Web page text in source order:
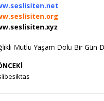
Mutlu Yaşam Dolu Bir Gün